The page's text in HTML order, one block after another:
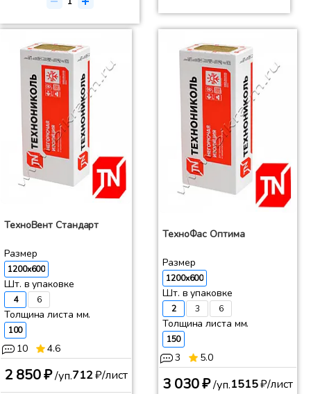
ТехноВент Стандарт
Размер
1200x600
Шт. в упаковке
4 6
Толщина листа мм.
100
10 4.6
2 850 ₽/уп.712₽/лист
ТехноФас Оптима
Размер
1200x600
Шт. в упаковке
2 3 6
Толщина листа мм.
150
3 5.0
3 030 ₽/уп.1515₽/лист